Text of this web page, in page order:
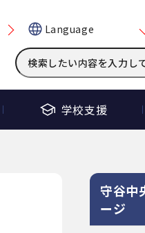
Language
学校支援
守谷中
ージ